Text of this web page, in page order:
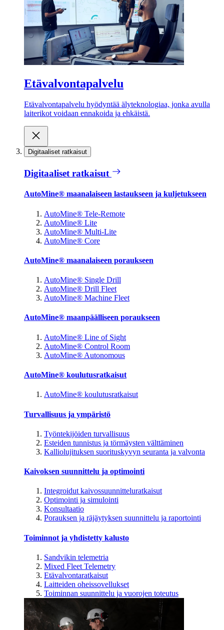
Etävalvontapalvelu
Etävalvontapalvelu hyödyntää älyteknologiaa, jonka avulla
laiterikot voidaan ennakoida ja ehkäistä.
Digitaaliset ratkaisut
Digitaaliset ratkaisut
AutoMine® maanalaiseen lastaukseen ja kuljetukseen
AutoMine® Tele-Remote
AutoMine® Lite
AutoMine® Multi-Lite
AutoMine® Core
AutoMine® maanalaiseen poraukseen
AutoMine® Single Drill
AutoMine® Drill Fleet
AutoMine® Machine Fleet
AutoMine® maanpäälliseen poraukseen
AutoMine® Line of Sight
AutoMine® Control Room
AutoMine® Autonomous
AutoMine® koulutusratkaisut
AutoMine® koulutusratkaisut
Turvallisuus ja ympäristö
Työntekijöiden turvallisuus
Esteiden tunnistus ja törmäysten välttäminen
Kalliolujituksen suorituskyvyn seuranta ja valvonta
Kaivoksen suunnittelu ja optimointi
Integroidut kaivossuunnitteluratkaisut
Optimointi ja simulointi
Konsultaatio
Porauksen ja räjäytyksen suunnittelu ja raportointi
Toiminnot ja yhdistetty kalusto
Sandvikin telemetria
Mixed Fleet Telemetry
Etävalvontaratkaisut
Laitteiden oheissovellukset
Toiminnan suunnittelu ja vuorojen toteutus